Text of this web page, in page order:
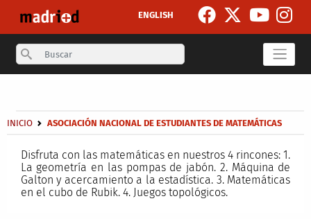
ENGLISH
Search
Sobrescribir enlaces de ayuda a la navegación
INICIO ASOCIACIÓN NACIONAL DE ESTUDIANTES DE MATEMÁTICAS
Disfruta con las matemáticas en nuestros 4 rincones: 1.
La geometría en las pompas de jabón. 2. Máquina de
Galton y acercamiento a la estadística. 3. Matemáticas
en el cubo de Rubik. 4. Juegos topológicos.